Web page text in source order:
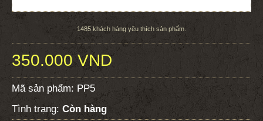
1485 khách hàng yêu thích sản phẩm.
350.000 VND
Mã sản phẩm: PP5
Tình trạng: Còn hàng